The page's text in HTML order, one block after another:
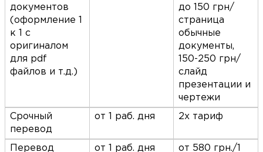
документов
(оформление 1
к 1 с
оригиналом
для pdf
файлов и т.д.)
до 150 грн/
страница
обычные
документы,
150-250 грн/
слайд
презентации и
чертежи
Срочный
перевод
от 1 раб. дня 2х тариф
Перевод от 1 раб. дня от 580 грн./1